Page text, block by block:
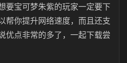
要宝可梦朱紫的玩家一定要下
帮你提升网络速度，而且还支
优点非常的多了，一起下载尝